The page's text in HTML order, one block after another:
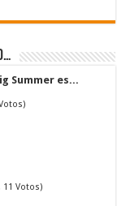
Summer es...
11 Votos)